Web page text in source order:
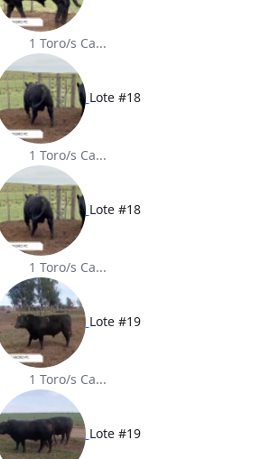
1 Toro/s Ca...
Lote #18
1 Toro/s Ca...
Lote #18
1 Toro/s Ca...
Lote #19
1 Toro/s Ca...
Lote #19